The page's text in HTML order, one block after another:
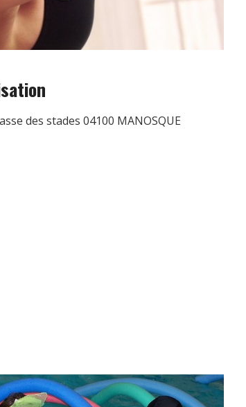
des stades 04100 MANOSQUE